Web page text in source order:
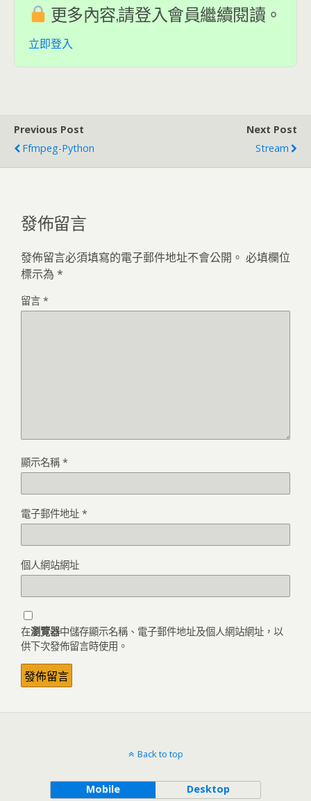
更多內容,請登入會員繼續閱讀。
立即登入
Previous Post
Ffmpeg-Python
Next Post
Stream
發佈留言
發佈留言必須填寫的電子郵件地址不會公開。 必填欄位
標示為 *
留言 *
顯示名稱 *
電子郵件地址 *
個人網站網址
在瀏覽器中儲存顯示名稱、電子郵件地址及個人網站網址，以
供下次發佈留言時使用。
Back to top
Mobile Desktop